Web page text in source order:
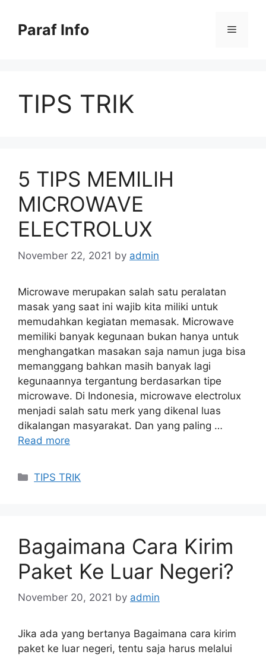
contentParaf Info Menu
TIPS TRIK
5 TIPS MEMILIH
MICROWAVE
ELECTROLUX
November 22, 2021 by admin
Microwave merupakan salah satu peralatan
masak yang saat ini wajib kita miliki untuk
memudahkan kegiatan memasak. Microwave
memiliki banyak kegunaan bukan hanya untuk
menghangatkan masakan saja namun juga bisa
memanggang bahkan masih banyak lagi
kegunaannya tergantung berdasarkan tipe
microwave. Di Indonesia, microwave electrolux
menjadi salah satu merk yang dikenal luas
dikalangan masyarakat. Dan yang paling …
Read more
Categories
TIPS TRIK
Bagaimana Cara Kirim
Paket Ke Luar Negeri?
November 20, 2021 by admin
Jika ada yang bertanya Bagaimana cara kirim
paket ke luar negeri, tentu saja harus melalui